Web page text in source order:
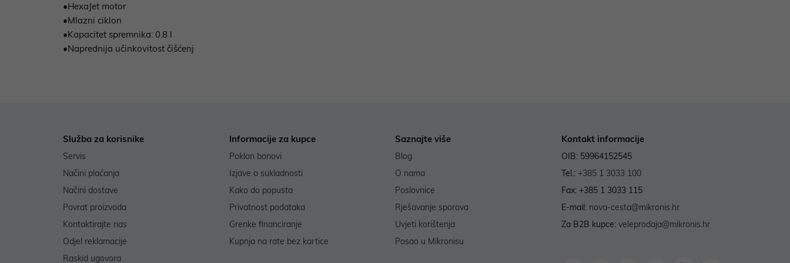
•HexaJet motor
•Mlazni ciklon
•Kapacitet spremnika: 0.8 l
•Naprednija učinkovitost čišćenj
Služba za korisnike
Servis
Načini plaćanja
Načini dostave
Povrat proizvoda
Kontaktirajte nas
Odjel reklamacije
Raskid ugovora
Informacije za kupce
Poklon bonovi
Izjave o sukladnosti
Kako do popusta
Privatnost podataka
Grenke financiranje
Kupnja na rate bez kartice
Saznajte više
Blog
O nama
Poslovnice
Rješavanje sporova
Uvjeti korištenja
Posao u Mikronisu
Kontakt informacije
OIB: 59964152545
Tel.: +385 1 3033 100
Fax: +385 1 3033 115
E-mail: nova-cesta@mikronis.hr
Za B2B kupce: veleprodaja@mikronis.hr